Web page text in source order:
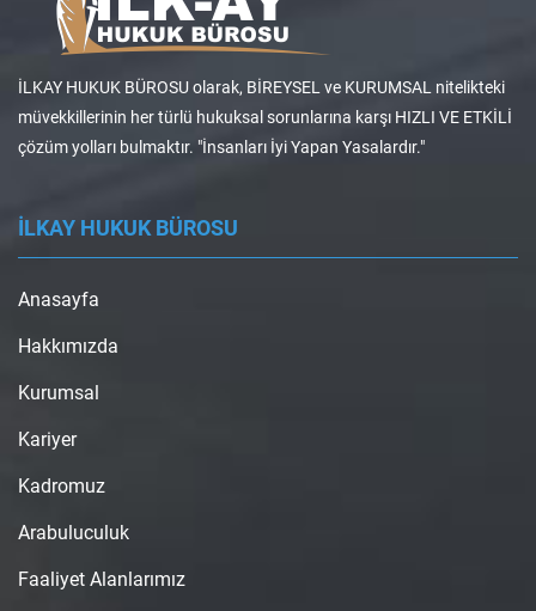
İLKAY HUKUK BÜROSU olarak, BİREYSEL ve KURUMSAL nitelikteki
müvekkillerinin her türlü hukuksal sorunlarına karşı HIZLI VE ETKİLİ
çözüm yolları bulmaktır. "İnsanları İyi Yapan Yasalardır."
İLKAY HUKUK BÜROSU
Anasayfa
Hakkımızda
Kurumsal
Kariyer
Kadromuz
Arabuluculuk
Faaliyet Alanlarımız